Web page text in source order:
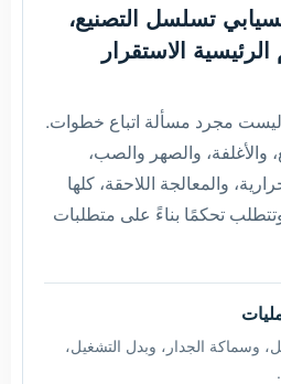
تسلسل التصنيع،
الاستقرار
مجرد مسألة اتباع خطوات.
والأغلفة، والصهر والصب،
والمعالجة اللاحقة، كلها
تحكمًا بناءً على متطلبات
وسماكة الجدار، وبدل التشغيل،